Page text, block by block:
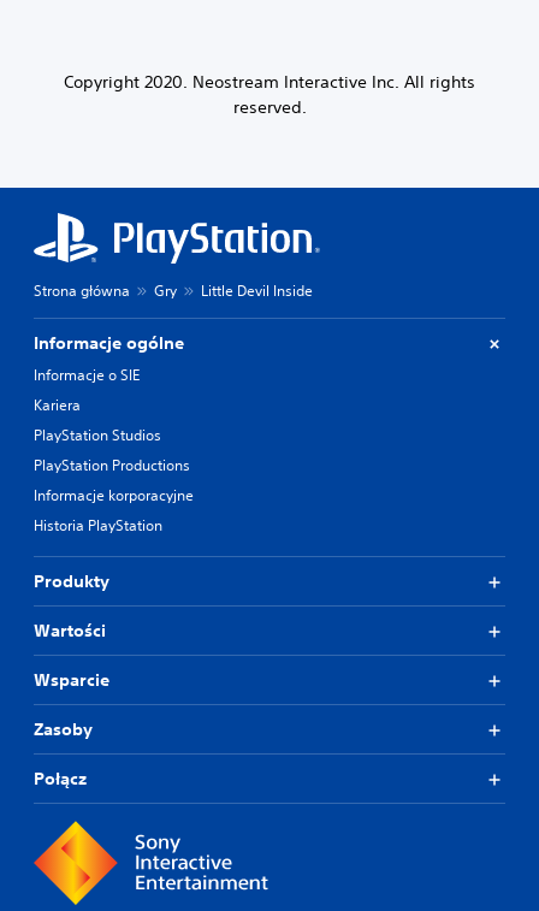
Copyright 2020. Neostream Interactive Inc. All rights
reserved.
Strona główna Gry Little Devil Inside
Informacje ogólne
Informacje o SIE
Kariera
PlayStation Studios
PlayStation Productions
Informacje korporacyjne
Historia PlayStation
Produkty
Wartości
Wsparcie
Zasoby
Połącz